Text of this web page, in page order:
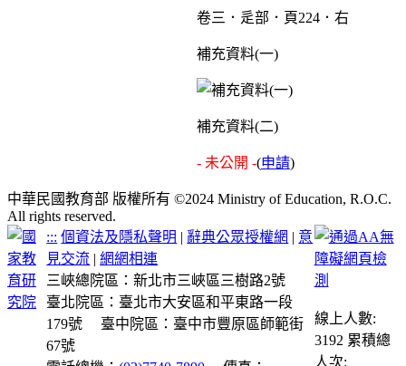
卷三．辵部．頁224．右
補充資料(一)
補充資料(二)
- 未公開 -(申請)
中華民國教育部 版權所有 ©2024 Ministry of Education, R.O.C.
All rights reserved.
::: 個資法及隱私聲明 | 辭典公眾授權網 | 意
見交流 |網網相連
三峽總院區：新北市三峽區三樹路2號
臺北院區：臺北市大安區和平東路一段
179號
臺中院區：臺中市豐原區師範街
67號
線上人數:
3192 累積總
人次: